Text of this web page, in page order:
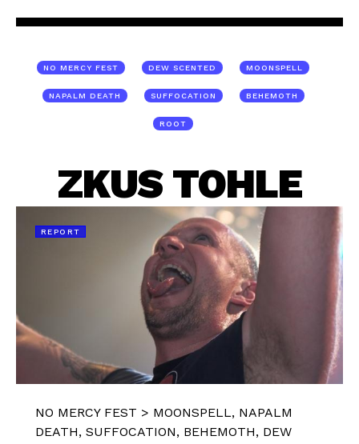
NO MERCY FEST DEW SCENTED MOONSPELL
NAPALM DEATH SUFFOCATION BEHEMOTH
ROOT
ZKUS TOHLE
REPORT
NO MERCY FEST > MOONSPELL, NAPALM
DEATH, SUFFOCATION, BEHEMOTH, DEW